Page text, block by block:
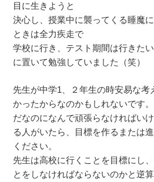
目に生きようと
決心し、授業中に襲ってくる睡魔
ときは全力疾走で
学校に行き、テスト期間は行きた
に置いて勉強していました（笑）
先生が中学1、２年生の時安易な
かったからなのかもしれないです
だなのになんで頑張らなければい
る人がいたら、目標を作るまたは
ください。
先生は高校に行くことを目標にし
とをしなければならないのかと逆